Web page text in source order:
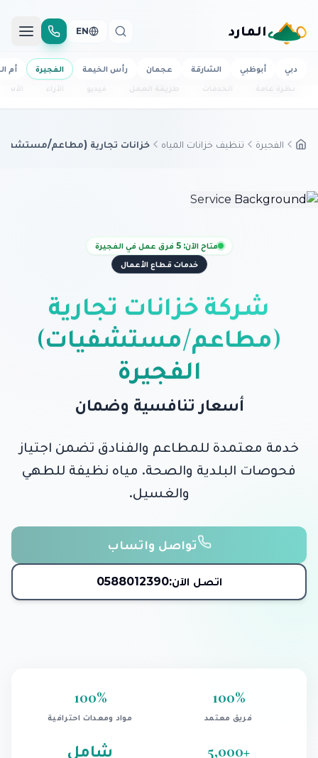
المارد EN
دبي أبوظبي الشارقة عجمان رأس الخيمة الفجيرة
أم
نظرة عامة
الخدمات طريقة العمل فيديو الآراء
الفجيرة تنظيف خزانات المياه خزانات تجارية (مطاعم/
متاح الآن: 5 فرق عمل في الفجيرة
خدمات قطاع الأعمال
شركة خزانات تجارية
(مطاعم/مستشفيات)
الفجيرة
أسعار تنافسية وضمان
خدمة معتمدة للمطاعم والفنادق تضمن اجتياز
فحوصات البلدية والصحة. مياه نظيفة للطهي
والغسيل.
تواصل واتساب
اتصل الآن:0588012390
100%
فريق معتمد
100%
مواد ومعدات احترافية
+
5,000 شامل